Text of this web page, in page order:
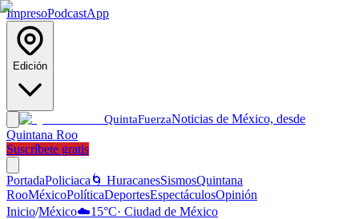
ImpresoPodcastApp
Edición
QuintaFuerzaNoticias de México, desde
Quintana Roo
Suscríbete gratis
PortadaPoliciaca 🌀 HuracanesSismosQuintana
RooMéxicoPolíticaDeportesEspectáculosOpinión
Inicio/México☁️15°C· Ciudad de México